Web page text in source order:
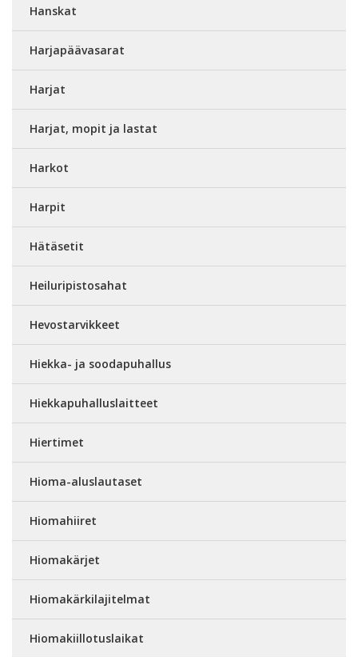
Hanskat
Harjapäävasarat
Harjat
Harjat, mopit ja lastat
Harkot
Harpit
Hätäsetit
Heiluripistosahat
Hevostarvikkeet
Hiekka- ja soodapuhallus
Hiekkapuhalluslaitteet
Hiertimet
Hioma-aluslautaset
Hiomahiiret
Hiomakärjet
Hiomakärkilajitelmat
Hiomakiillotuslaikat